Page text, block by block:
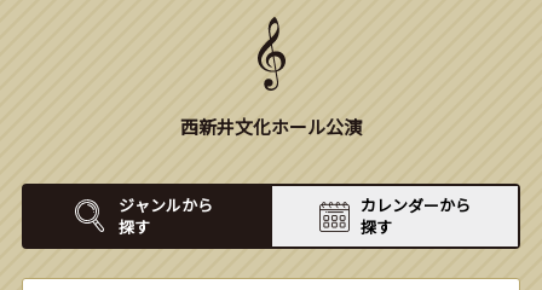
西新井文化ホール公演
ジャンルから
探す
カレンダーから
探す